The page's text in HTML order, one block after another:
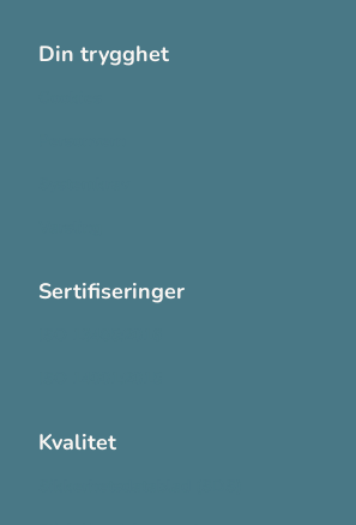
Din trygghet
Sertifiseringer
Kvalitet